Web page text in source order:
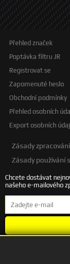
Přehled značek
Poptávka filtru JR
Registrovat se
Zapomenuté heslo
Obchodní podmínky
Přehled osobních
Export osobních
Zásady
Zásady používání
Chcete dostávat
našeho e-mailového